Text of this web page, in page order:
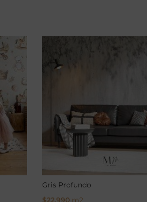
Gris Profundo
$22.990 m2